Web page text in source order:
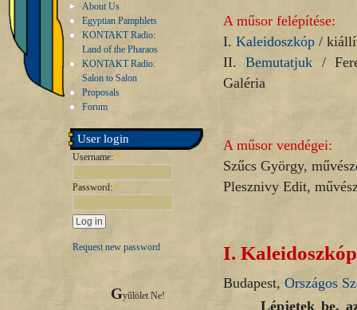
About Us
Egyptian Pamphlets
KONTAKT Radio:
Land of the Pharaos
KONTAKT Radio:
Salon to Salon
Proposals
Forum
User login
Username: *
Password: *
Request new password
Gyűlölet Ne!
A műsor felépítése:
I. Kaleidoszkóp /
II.Bemutatjuk /
Galéria
A műsor vendégei:
Szűcs György,
Plesznivy Edit,
I. Kaleidoszkóp
Budapest, Országos
Lépjetek be,